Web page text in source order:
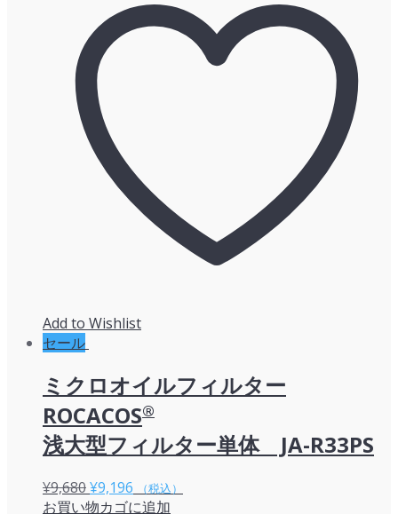
¥10,780
で
し
た。
格
は
¥10,241
Add to Wishlist
セール
ミクロオイルフィルター
ROCACOS®
浅大型フィルター単体 JA-R33PS
¥9,680元
の
¥9,196 現
在
（税込）
お買い物カゴに追加